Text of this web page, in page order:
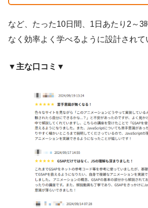
など、たった10日間、1日あたり2～3
なく効率よく学べるように設計されて
▼主な口コミ▼